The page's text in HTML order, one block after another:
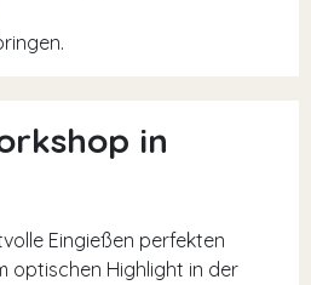
in
Eingießen perfekten
optischen Highlight in der